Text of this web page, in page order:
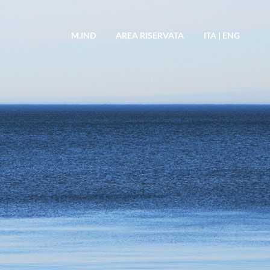
M.IND AREA RISERVATA ITA | ENG